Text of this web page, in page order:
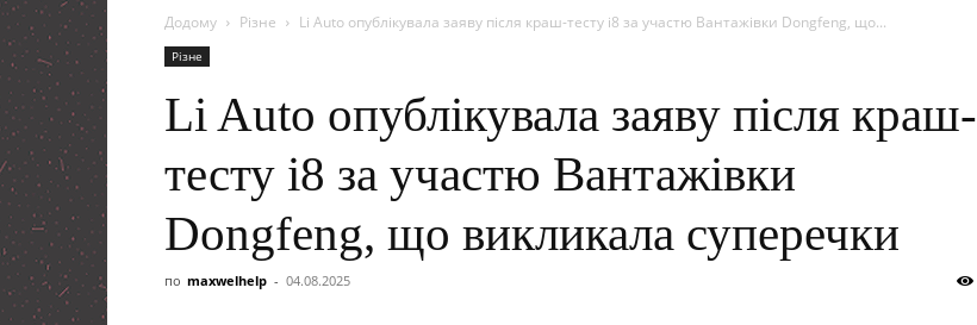
Додому Різне Li Auto опублікувала заяву після краш-тесту i8 за участю Вантажівки Dongfeng, що...
Різне
Li Auto опублікувала заяву після краш-
тесту i8 за участю Вантажівки
Dongfeng, що викликала суперечки
по maxwelhelp - 04.08.2025